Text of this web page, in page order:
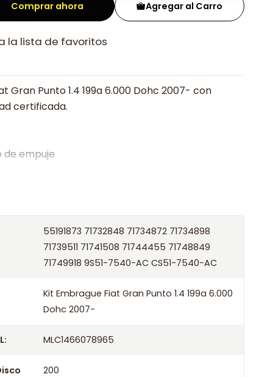
Agregar al Carro
Comprar ahora
la lista de favoritos
Gran Punto 1.4 199a 6.000 Dohc 2007- con
certificada.
de empuje
en embragues desde 2019, ofreciendo precios
55191873 71732848 71734872 71734898
71739511 71741508 71744455 71748849
71749918 9S51-7540-AC CS51-7540-AC
Kit Embrague Fiat Gran Punto 1.4 199a 6.000
Dohc 2007-
MLC1466078965
200